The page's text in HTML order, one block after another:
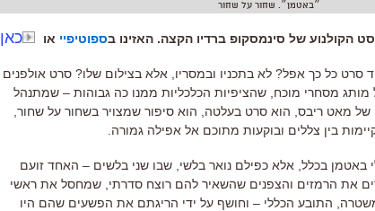
״באטמן״. שחור על שחור
הקולנוע של סינמסקופ ברדיו הקצה. האזינו בספוטיפיי או כאן
סרט כל כך אפל? לא בתכניו ובמסריו אלא בצילום שלו? סרט אולפנים
מותג מסחרי מוכח שהציפיות הכלכליות ממנו כה גבוהות – שמתנהל
של מאט ריבס הוא סרט בעלטה הוא סיפור שמצויר בשחור על שחור
בין צללים ובוקעות מתוכם אל אפילה גמורה
באטמן בכלל אלא כפילם נואר בלשי שבו שני בלשים – האחד זועם
את הרמזים והצפנים שהשאיר להם רוצח סדרתי שמחסל את ראשי
התובע הכללי – וחושף על ידי הריגתם את הפשעים שהם היו